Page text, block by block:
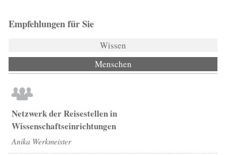
Empfehlungen für Sie
Wissen
Menschen
Netzwerk der Reisestellen in
Wissenschaftseinrichtungen
Anika Werkmeister